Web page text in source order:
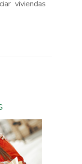
viviendas